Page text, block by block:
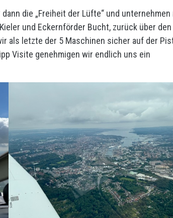
die „Freiheit der Lüfte“ und unternehmen
und Eckernförder Bucht, zurück über
als letzte der 5 Maschinen sicher auf der
Visite genehmigen wir endlich uns ein